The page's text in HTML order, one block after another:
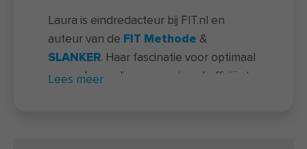
Laura is eindredacteur bij FIT.nl en
auteur van de FIT Methode &
SLANKER. Haar fascinatie voor optimaal
gezonde voeding en maximaal efficiënt
Lees meer